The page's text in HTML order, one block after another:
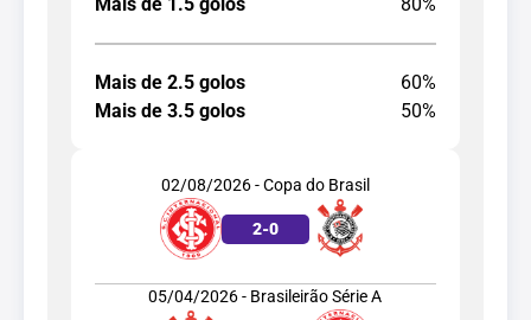
Mais de 2.5 golos
60%
Mais de 3.5 golos
50%
02/08/2026 - Copa do Brasil
2-0
05/04/2026 - Brasileirão Série A